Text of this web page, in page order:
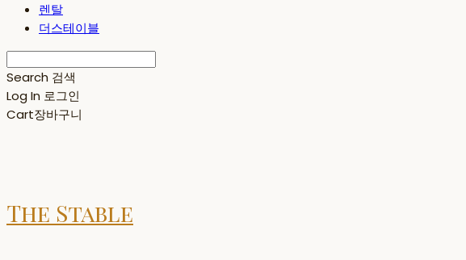
렌탈
더스테이블
Search 검색
Log In 로그인
Cart장바구니
The Stable